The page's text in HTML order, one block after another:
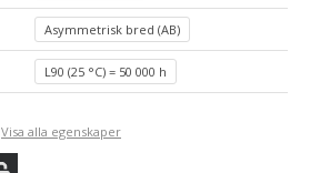
Asymmetrisk bred (AB)
L90 (25 °C) = 50 000 h
Visa alla egenskaper